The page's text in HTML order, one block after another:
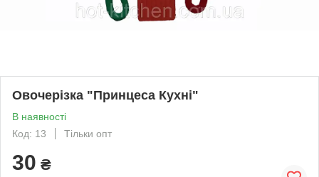
Овочерізка "Принцеса Кухні"
В наявності
Код: 13
Тільки опт
30 ₴